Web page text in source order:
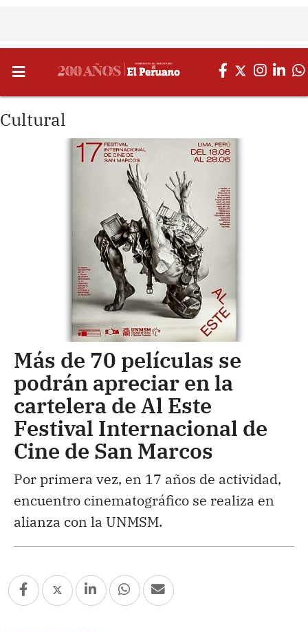
Cultural
Más de 70 películas se
podrán apreciar en la
cartelera de Al Este
Festival Internacional de
Cine de San Marcos
Por primera vez, en 17 años de actividad,
encuentro cinematográfico se realiza en
alianza con la UNMSM.